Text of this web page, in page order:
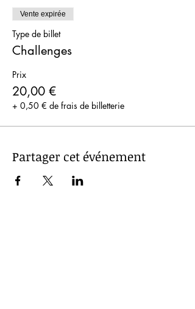
Vente expirée
Type de billet
Challenges
Prix
20,00 €
+ 0,50 € de frais de billetterie
Partager cet événement